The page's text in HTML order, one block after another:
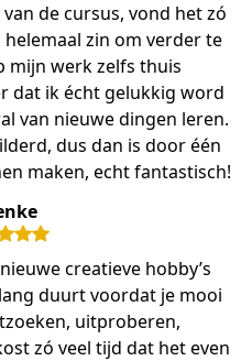
de cursus, vond het zó
zin om verder te
mijn werk zelfs thuis
dat ik écht gelukkig word
van nieuwe dingen leren.
dus dan is door één
maken, echt fantastisch!
creatieve hobby’s
duurt voordat je mooi
uitproberen,
zó veel tijd dat het even